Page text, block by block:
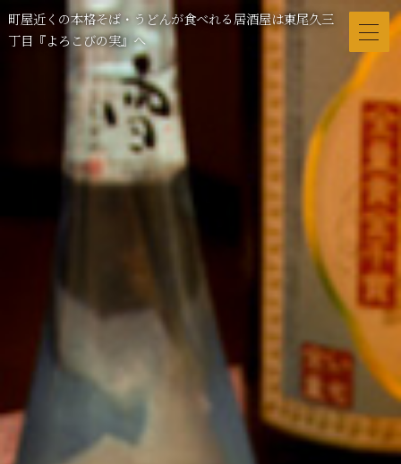
町屋近くの本格そば・うどんが食べれる居酒屋は東尾久三
丁目『よろこびの実』へ